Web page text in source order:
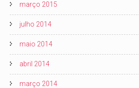
março 2015
julho 2014
maio 2014
abril 2014
março 2014